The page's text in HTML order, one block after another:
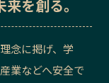
を創る。
念に掲げ、学
業などへ安全で